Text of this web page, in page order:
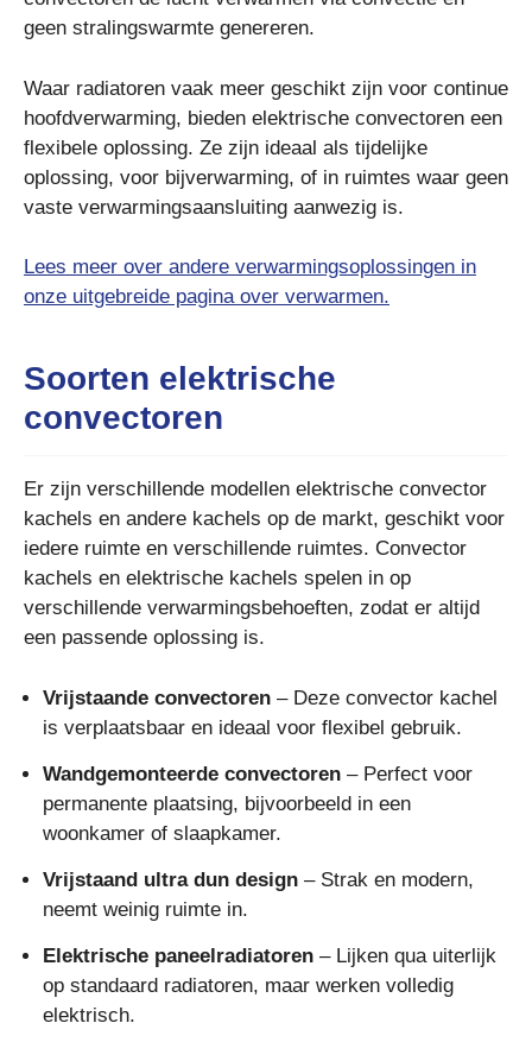
geen stralingswarmte genereren.
Waar radiatoren vaak meer geschikt zijn voor continue
hoofdverwarming, bieden elektrische convectoren een
flexibele oplossing. Ze zijn ideaal als tijdelijke
oplossing, voor bijverwarming, of in ruimtes waar geen
vaste verwarmingsaansluiting aanwezig is.
Lees meer over andere verwarmingsoplossingen in
onze uitgebreide pagina over verwarmen.
Soorten elektrische
convectoren
Er zijn verschillende modellen elektrische convector
kachels en andere kachels op de markt, geschikt voor
iedere ruimte en verschillende ruimtes. Convector
kachels en elektrische kachels spelen in op
verschillende verwarmingsbehoeften, zodat er altijd
een passende oplossing is.
Vrijstaande convectoren – Deze convector kachel
is verplaatsbaar en ideaal voor flexibel gebruik.
Wandgemonteerde convectoren – Perfect voor
permanente plaatsing, bijvoorbeeld in een
woonkamer of slaapkamer.
Vrijstaand ultra dun design – Strak en modern,
neemt weinig ruimte in.
Elektrische paneelradiatoren – Lijken qua uiterlijk
op standaard radiatoren, maar werken volledig
elektrisch.